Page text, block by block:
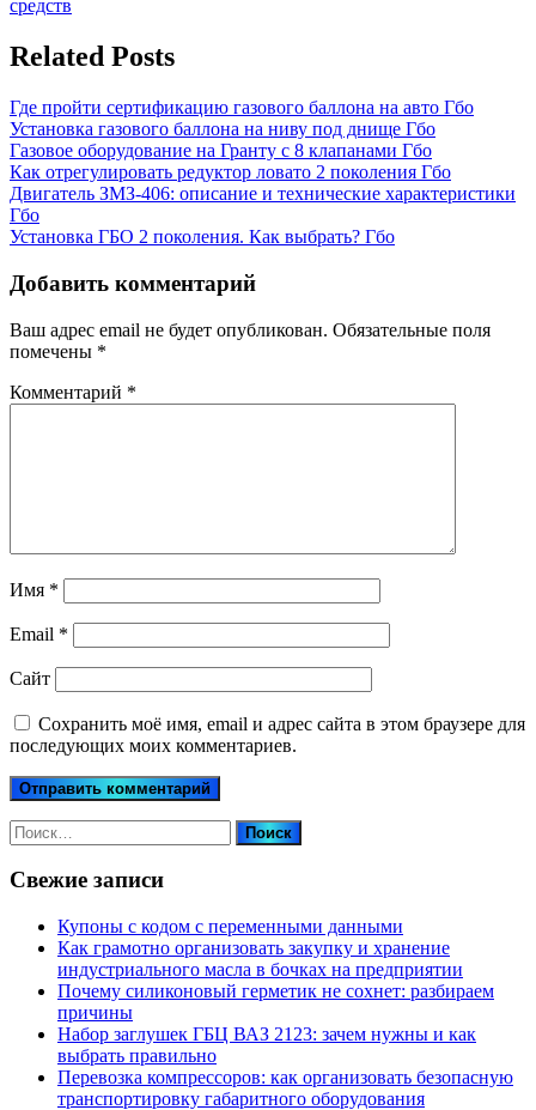
Post:
средств
Related Posts
Где пройти сертификацию газового баллона на авто Гбо
Установка газового баллона на ниву под днище Гбо
Газовое оборудование на Гранту с 8 клапанами Гбо
Как отрегулировать редуктор ловато 2 поколения Гбо
Двигатель ЗМЗ-406: описание и технические характеристики
Гбо
Установка ГБО 2 поколения. Как выбрать? Гбо
Добавить комментарий
Ваш адрес email не будет опубликован. Обязательные поля
помечены *
Комментарий *
Имя *
Email *
Сайт
Сохранить моё имя, email и адрес сайта в этом браузере для
последующих моих комментариев.
Найти:
Свежие записи
Купоны c кодом с переменными данными
Как грамотно организовать закупку и хранение
индустриального масла в бочках на предприятии
Почему силиконовый герметик не сохнет: разбираем
причины
Набор заглушек ГБЦ ВАЗ 2123: зачем нужны и как
выбрать правильно
Перевозка компрессоров: как организовать безопасную
транспортировку габаритного оборудования